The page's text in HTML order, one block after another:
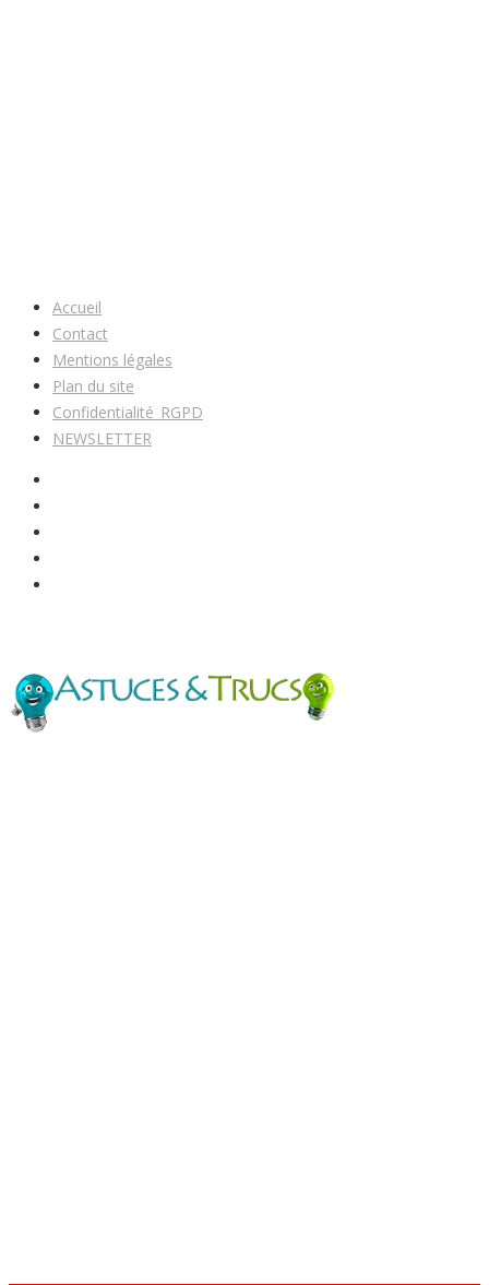
Accueil
Contact
Mentions légales
Plan du site
Confidentialité_RGPD
NEWSLETTER